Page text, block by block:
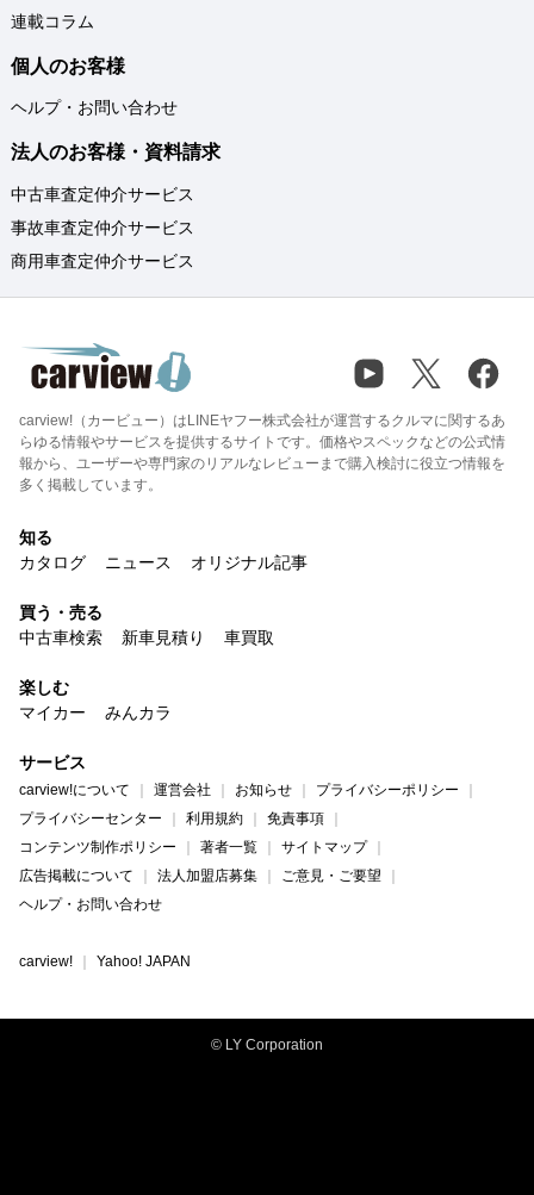
連載コラム
個人のお客様
ヘルプ・お問い合わせ
法人のお客様・資料請求
中古車査定仲介サービス
事故車査定仲介サービス
商用車査定仲介サービス
carview!（カービュー）はLINEヤフー株式会社が運営するクルマに関するあ
らゆる情報やサービスを提供するサイトです。価格やスペックなどの公式情
報から、ユーザーや専門家のリアルなレビューまで購入検討に役立つ情報を
多く掲載しています。
知る
カタログ
ニュース オリジナル記事
買う・売る
中古車検索
新車見積り 車買取
楽しむ
マイカー
みんカラ
サービス
carview!について 運営会社 お知らせ
プライバシーポリシー
プライバシーセンター
利用規約
免責事項
コンテンツ制作ポリシー
著者一覧
サイトマップ
広告掲載について
法人加盟店募集
ご意見・ご要望
ヘルプ・お問い合わせ
carview! Yahoo! JAPAN
© LY Corporation